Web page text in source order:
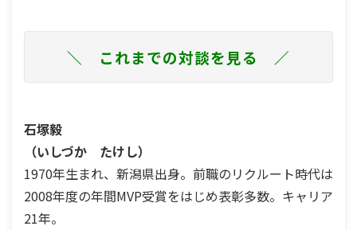
＼ これまでの対談を見る ／
石塚毅
（いしづか たけし）
1970年生まれ、新潟県出身。前職のリクルート時代は
2008年度の年間MVP受賞をはじめ表彰多数。キャリア
21年。